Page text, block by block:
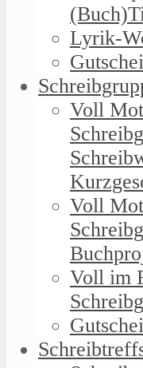
Lyrik-
Voll
Voll
Voll im